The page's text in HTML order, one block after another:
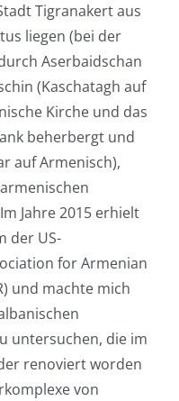
Tigranakert aus
liegen (bei der
Aserbaidschan
(Kaschatagh auf
Kirche und das
beherbergt und
auf Armenisch),
Jahre 2015 erhielt
der US-
for Armenian
und machte mich
untersuchen, die im
renoviert worden
von